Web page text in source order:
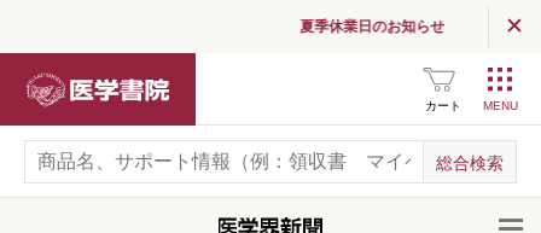
夏季休業日のお知らせ
カート